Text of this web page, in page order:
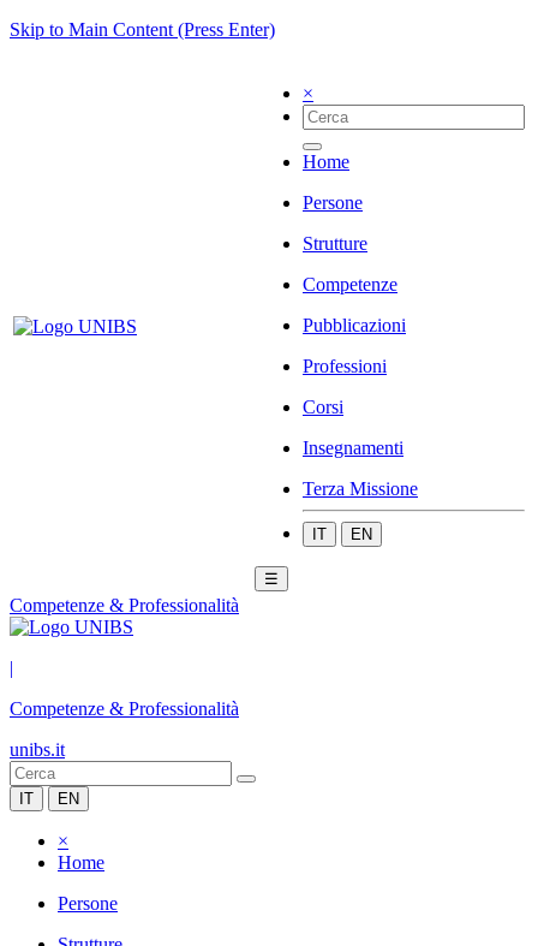
Skip to Main Content (Press Enter)
×
Home
Persone
Strutture
Competenze
Pubblicazioni
Professioni
Corsi
Insegnamenti
Terza Missione
IT EN
☰
Competenze & Professionalità
|
Competenze & Professionalità
unibs.it
IT EN
×
Home
Persone